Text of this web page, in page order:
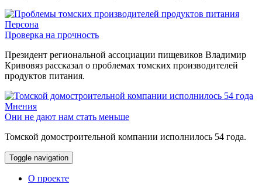
Персона
Проверка на прочность
Президент региональной ассоциации пищевиков Владимир
Кривовяз рассказал о проблемах томских производителей
продуктов питания.
Мнения
Они не дают нам стать меньше
Томской домостроительной компании исполнилось 54 года.
Toggle navigation
О проекте